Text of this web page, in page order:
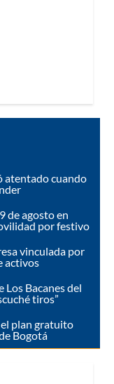
atentado cuando
de agosto en
por festivo
vinculada por
activos
Bacanes del
tiros”
plan gratuito
Bogotá